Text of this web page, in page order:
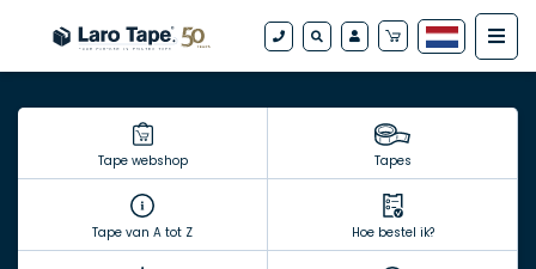
Tape webshop Tapes
Tape van A tot Z Hoe bestel ik?